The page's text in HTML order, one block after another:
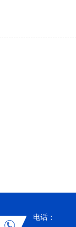
电话：